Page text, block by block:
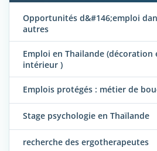
Opportunités d&#146;emploi
autres
Emploi en Thailande (décoration
intérieur )
Emplois protégés : métier de
Stage psychologie en Thaïlande
recherche des ergotherapeutes